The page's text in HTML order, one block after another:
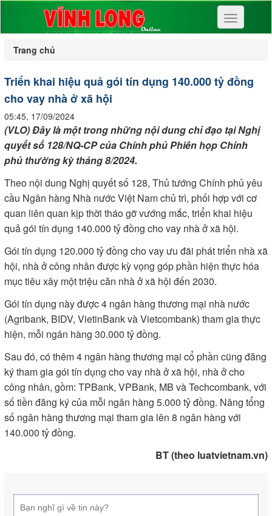
Toggle
navigation
Trang chủ
Triển khai hiệu quả gói tín dụng 140.000 tỷ đồng
cho vay nhà ở xã hội
05:45, 17/09/2024
(VLO) Đây là một trong những nội dung chỉ đạo tại Nghị
quyết số 128/NQ-CP của Chính phủ Phiên họp Chính
phủ thường kỳ tháng 8/2024.
Theo nội dung Nghị quyết số 128, Thủ tướng Chính phủ yêu
cầu Ngân hàng Nhà nước Việt Nam chủ trì, phối hợp với cơ
quan liên quan kịp thời tháo gỡ vướng mắc, triển khai hiệu
quả gói tín dụng 140.000 tỷ đồng cho vay nhà ở xã hội.
Gói tín dụng 120.000 tỷ đồng cho vay ưu đãi phát triển nhà xã
hội, nhà ở công nhân được kỳ vọng góp phần hiện thực hóa
mục tiêu xây một triệu căn nhà ở xã hội đến 2030.
Gói tín dụng này được 4 ngân hàng thương mại nhà nước
(Agribank, BIDV, VietinBank và Vietcombank) tham gia thực
hiện, mỗi ngân hàng 30.000 tỷ đồng.
Sau đó, có thêm 4 ngân hàng thương mại cổ phần cũng đăng
ký tham gia gói tín dụng cho vay nhà ở xã hội, nhà ở cho
công nhân, gồm: TPBank, VPBank, MB và Techcombank, với
số tiền đăng ký của mỗi ngân hàng 5.000 tỷ đồng. Nâng tổng
số ngân hàng thương mại tham gia lên 8 ngân hàng với
140.000 tỷ đồng.
BT (theo luatvietnam.vn)